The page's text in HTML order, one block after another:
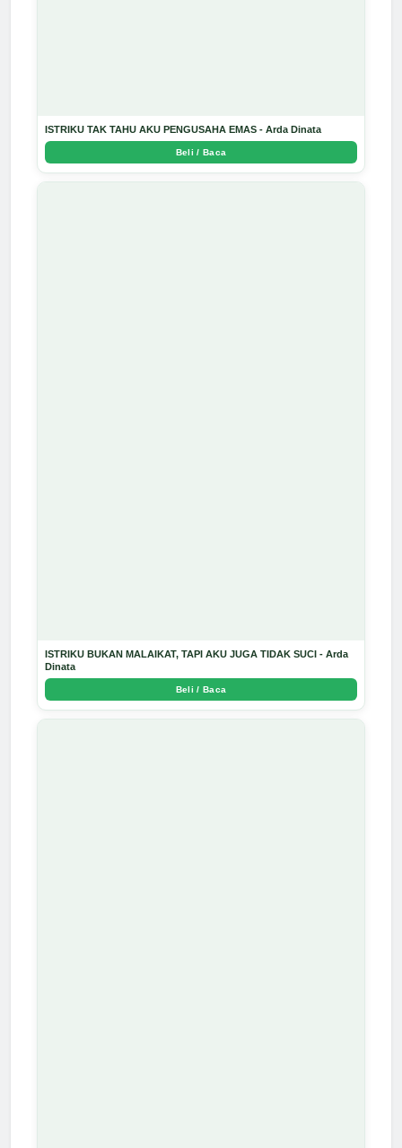
ISTRIKU TAK TAHU AKU PENGUSAHA EMAS - Arda Dinata
Beli / Baca
ISTRIKU BUKAN MALAIKAT, TAPI AKU JUGA TIDAK SUCI - Arda
Dinata
Beli / Baca